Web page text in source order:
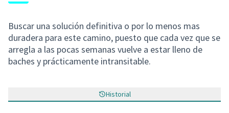
Buscar una solución definitiva o por lo menos mas
duradera para este camino, puesto que cada vez que se
arregla a las pocas semanas vuelve a estar lleno de
baches y prácticamente intransitable.
Historial